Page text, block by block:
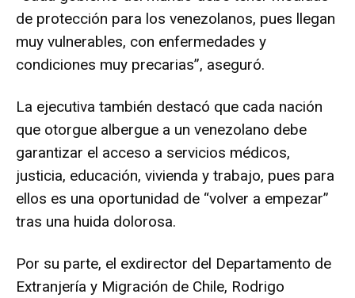
de protección para los venezolanos, pues llegan
muy vulnerables, con enfermedades y
condiciones muy precarias”, aseguró.
La ejecutiva también destacó que cada nación
que otorgue albergue a un venezolano debe
garantizar el acceso a servicios médicos,
justicia, educación, vivienda y trabajo, pues para
ellos es una oportunidad de “volver a empezar”
tras una huida dolorosa.
Por su parte, el exdirector del Departamento de
Extranjería y Migración de Chile, Rodrigo